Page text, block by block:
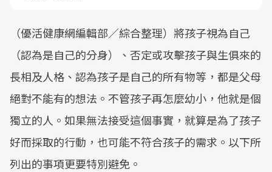
（優活健康網編輯部／綜合整理）將孩子視為自己
（認為是自己的分身）、否定或攻擊孩子與生俱來的
長相及人格、認為孩子是自己的所有物等，都是父母
絕對不能有的想法。不管孩子再怎麼幼小，他就是個
獨立的人。如果無法接受這個事實，就算是為了孩子
好而採取的行動，也可能不符合孩子的需求。以下所
列出的事項更要特別避免。